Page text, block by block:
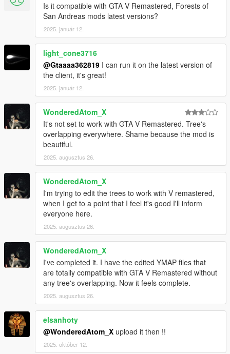
Is it compatible with GTA V Remastered, Forests of
San Andreas mods latest versions?
2025. január 12.
light_cone3716
@Gtaaaa362819 I can run it on the latest version of
the client, it's great!
2025. január 12.
WonderedAtom_X
It's not set to work with GTA V Remastered. Tree's
overlapping everywhere. Shame because the mod is
beautiful.
2025. augusztus 26.
WonderedAtom_X
I'm trying to edit the trees to work with V remastered,
when I get to a point that I feel it's good I'll inform
everyone here.
2025. augusztus 26.
WonderedAtom_X
I've completed it. I have the edited YMAP files that
are totally compatible with GTA V Remastered without
any tree's overlapping. Now it feels complete.
2025. augusztus 26.
elsanhoty
@WonderedAtom_X upload it then !!
2025. október 12.